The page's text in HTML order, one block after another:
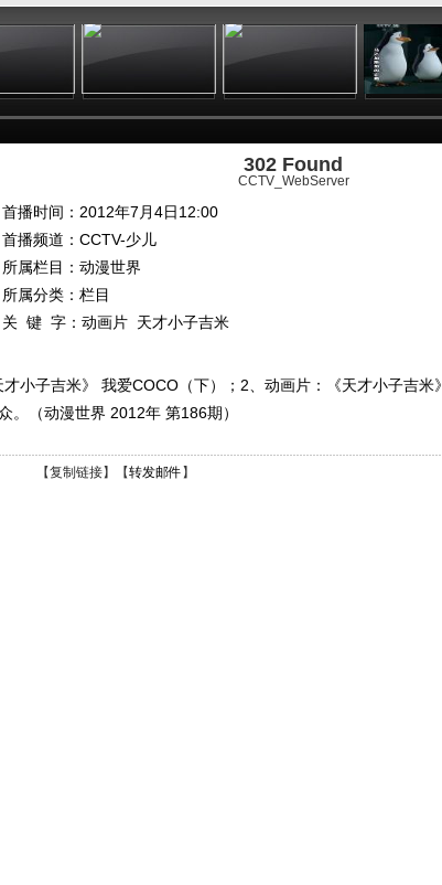
10:17 09:13 09:30
302 Found
CCTV_WebServer
首播时间：2012年7月4日12:00
首播频道： CCTV-少儿
所属栏目： 动漫世界
所属分类：栏目
关 键 字： 动画片 天才小子吉米
小子吉米》 我爱COCO（下）；2、动画片：《天才小子吉米》
。（动漫世界 2012年 第186期）
【复制链接】【转发邮件 】